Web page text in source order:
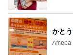
かと
Ameba